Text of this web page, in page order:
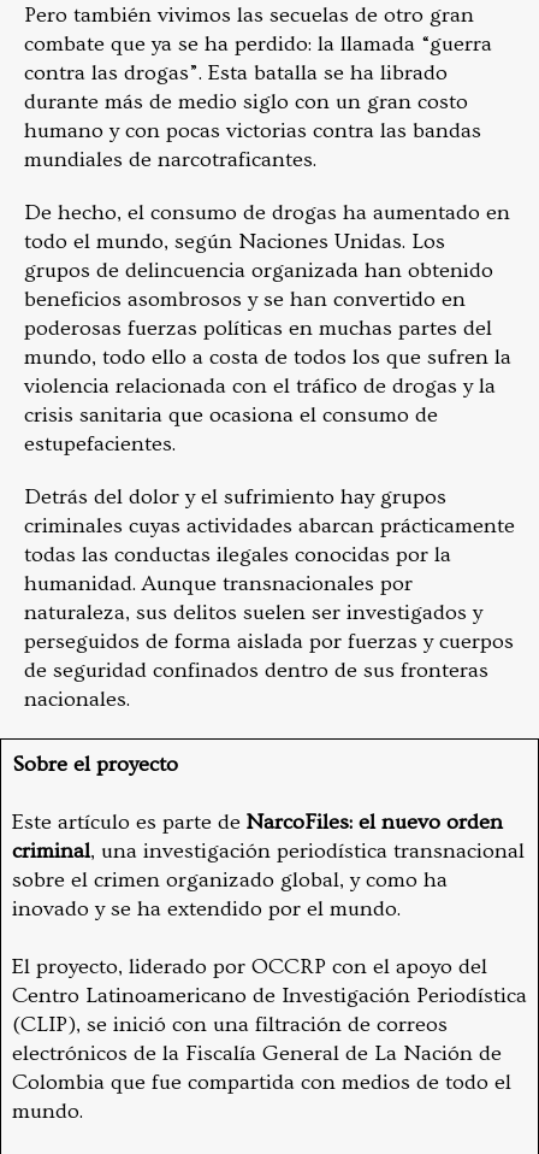
Pero también vivimos las secuelas de otro gran
combate que ya se ha perdido: la llamada “guerra
contra las drogas”. Esta batalla se ha librado
durante más de medio siglo con un gran costo
humano y con pocas victorias contra las bandas
mundiales de narcotraficantes.
De hecho, el consumo de drogas ha aumentado en
todo el mundo, según Naciones Unidas. Los
grupos de delincuencia organizada han obtenido
beneficios asombrosos y se han convertido en
poderosas fuerzas políticas en muchas partes del
mundo, todo ello a costa de todos los que sufren la
violencia relacionada con el tráfico de drogas y la
crisis sanitaria que ocasiona el consumo de
estupefacientes.
Detrás del dolor y el sufrimiento hay grupos
criminales cuyas actividades abarcan prácticamente
todas las conductas ilegales conocidas por la
humanidad. Aunque transnacionales por
naturaleza, sus delitos suelen ser investigados y
perseguidos de forma aislada por fuerzas y cuerpos
de seguridad confinados dentro de sus fronteras
nacionales.
Sobre el proyecto
Este artículo es parte de NarcoFiles: el nuevo orden
criminal, una investigación periodística transnacional
sobre el crimen organizado global, y como ha
inovado y se ha extendido por el mundo.
El proyecto, liderado por OCCRP con el apoyo del
Centro Latinoamericano de Investigación Periodística
(CLIP), se inició con una filtración de correos
electrónicos de la Fiscalía General de La Nación de
Colombia que fue compartida con medios de todo el
mundo.